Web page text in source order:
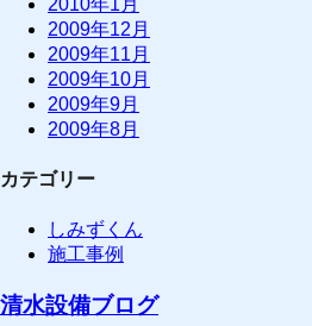
2010年1月
2009年12月
2009年11月
2009年10月
2009年9月
2009年8月
カテゴリー
しみずくん
施工事例
清水設備ブログ